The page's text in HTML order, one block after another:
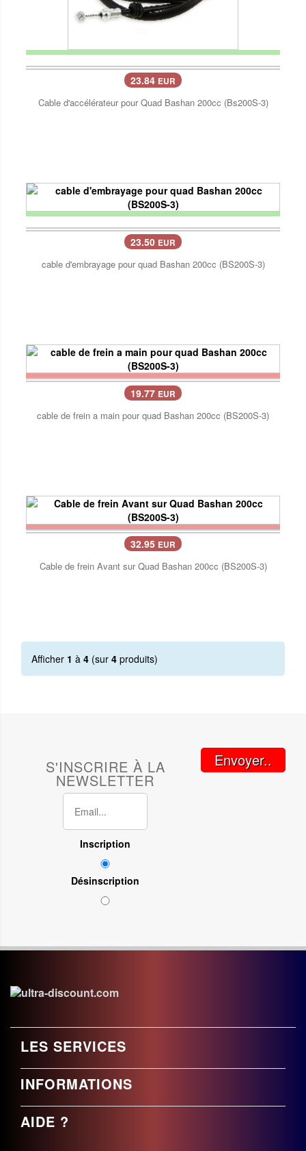
23.84 EUR
Cable d'accélérateur pour Quad Bashan 200cc (Bs200S-3)
23.50 EUR
cable d'embrayage pour quad Bashan 200cc (BS200S-3)
19.77 EUR
cable de frein a main pour quad Bashan 200cc (BS200S-3)
32.95 EUR
Cable de frein Avant sur Quad Bashan 200cc (BS200S-3)
Afficher 1 à 4 (sur 4 produits)
S'INSCRIRE À LA
NEWSLETTER
Inscription
Désinscription
Envoyer..
LES SERVICES
INFORMATIONS
AIDE ?